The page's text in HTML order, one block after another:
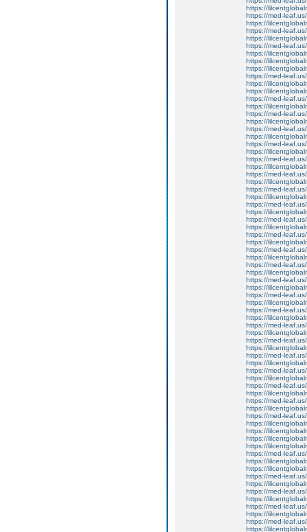
https://
https://med-leaf.us/
https://
https://med-leaf.us/
https://
https://med-leaf.us/
https://
https://
https://
https://med-leaf.us/
https://
https://
https://med-leaf.us/
https://
https://med-leaf.us/
https://
https://med-leaf.us/
https://
https://med-leaf.us/
https://
https://med-leaf.us/
https://
https://med-leaf.us/
https://
https://med-leaf.us/
https://
https://med-leaf.us/
https://
https://med-leaf.us/
https://
https://med-leaf.us/
https://
https://med-leaf.us/
https://
https://med-leaf.us/
https://
https://med-leaf.us/
https://
https://med-leaf.us/
https://
https://med-leaf.us/
https://
https://med-leaf.us/
https://
https://med-leaf.us/
https://
https://med-leaf.us/
https://
https://med-leaf.us/
https://
https://med-leaf.us/
https://
https://med-leaf.us/
https://
https://med-leaf.us/
https://
https://
https://
https://
https://med-leaf.us/
https://
https://
https://med-leaf.us/
https://
https://med-leaf.us/
https://
https://med-leaf.us/
https://
https://med-leaf.us/
https://